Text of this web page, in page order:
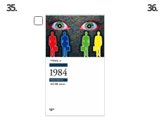
35. 36.